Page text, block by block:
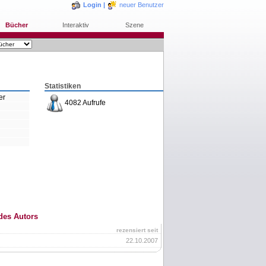
Login | neuer Benutzer
Bücher Interaktiv Szene
Statistiken
4082 Aufrufe
Autors
rezensiert seit
22.10.2007